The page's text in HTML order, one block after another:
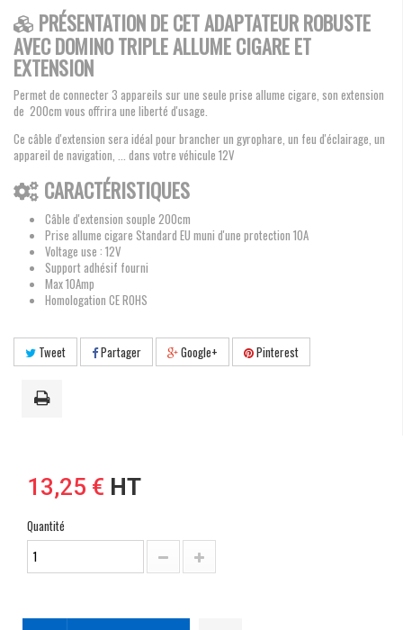
PRÉSENTATION DE CET ADAPTATEUR ROBUSTE
AVEC DOMINO TRIPLE ALLUME CIGARE ET
EXTENSION
Permet de connecter 3 appareils sur une seule prise allume cigare, son extension
de 200cm vous offrira une liberté d'usage.
Ce câble d'extension sera idéal pour brancher un gyrophare, un feu d'éclairage, un
appareil de navigation, ... dans votre véhicule 12V
CARACTÉRISTIQUES
Câble d'extension souple 200cm
Prise allume cigare Standard EU muni d'une protection 10A
Voltage use : 12V
Support adhésif fourni
Max 10Amp
Homologation CE ROHS
Tweet Partager Google+ Pinterest
13,25 € HT
Quantité